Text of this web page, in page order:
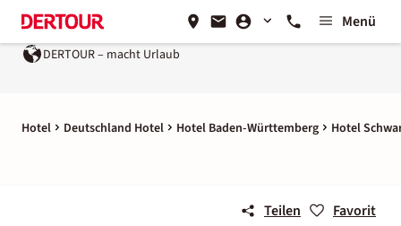
Menü
DERTOUR – macht Urlaub
Hotel Deutschland Hotel Hotel Baden-Württemberg Hotel
Teilen Favorit